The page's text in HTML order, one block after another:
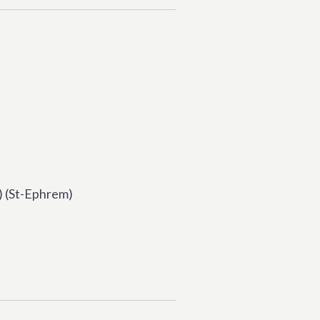
(St-Ephrem)